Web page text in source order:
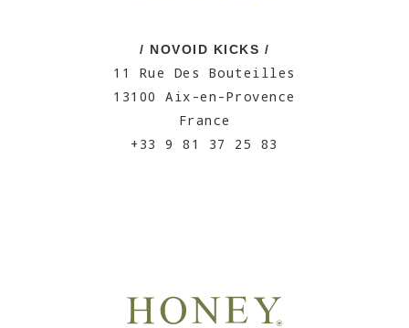
/ NOVOID KICKS /
11 Rue Des Bouteilles
13100 Aix-en-Provence
France
+33 9 81 37 25 83